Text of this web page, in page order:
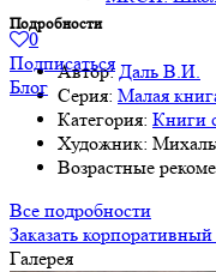
0
Подписаться
Блог
Подробности
Автор: Даль В.И.
Серия: Малая
Категория: Книги
Художник:
Возрастные
Все подробности
Заказать
Галерея